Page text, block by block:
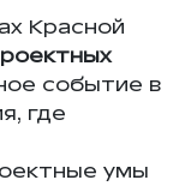
Красной
событие в
где
умы